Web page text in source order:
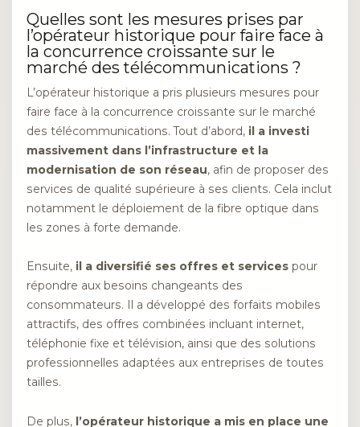
Quelles sont les mesures prises par
l’opérateur historique pour faire face à
la concurrence croissante sur le
marché des télécommunications ?
L’opérateur historique a pris plusieurs mesures pour
faire face à la concurrence croissante sur le marché
des télécommunications. Tout d’abord, il a investi
massivement dans l’infrastructure et la
modernisation de son réseau, afin de proposer des
services de qualité supérieure à ses clients. Cela inclut
notamment le déploiement de la fibre optique dans
les zones à forte demande.
Ensuite, il a diversifié ses offres et services pour
répondre aux besoins changeants des
consommateurs. Il a développé des forfaits mobiles
attractifs, des offres combinées incluant internet,
téléphonie fixe et télévision, ainsi que des solutions
professionnelles adaptées aux entreprises de toutes
tailles.
De plus, l’opérateur historique a mis en place une